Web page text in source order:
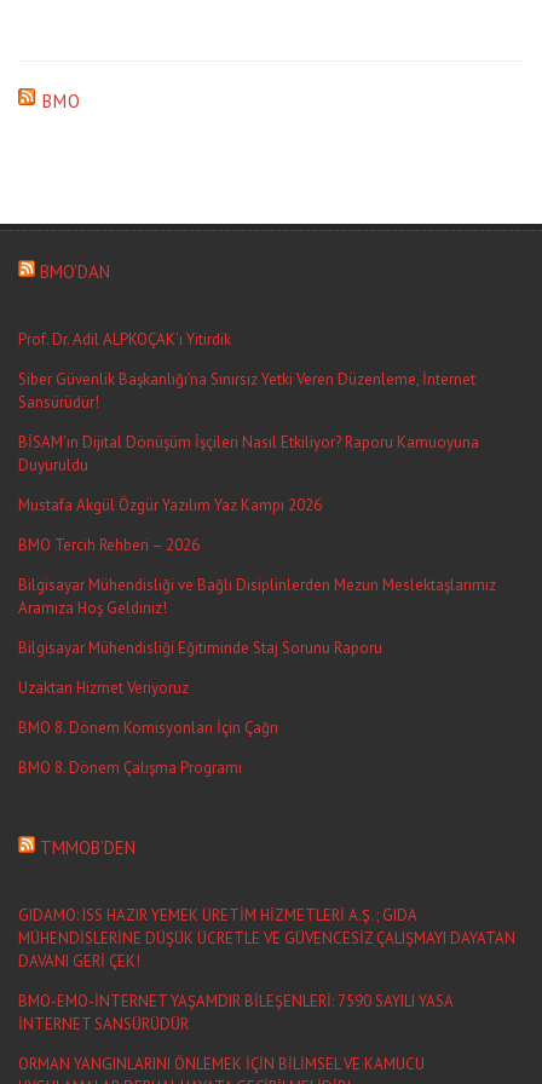
BMO
BMO’DAN
Prof. Dr. Adil ALPKOÇAK’ı Yitirdik
Siber Güvenlik Başkanlığı’na Sınırsız Yetki Veren Düzenleme, İnternet
Sansürüdür!
BİSAM’ın Dijital Dönüşüm İşçileri Nasıl Etkiliyor? Raporu Kamuoyuna
Duyuruldu
Mustafa Akgül Özgür Yazılım Yaz Kampı 2026
BMO Tercih Rehberi – 2026
Bilgisayar Mühendisliği ve Bağlı Disiplinlerden Mezun Meslektaşlarımız
Aramıza Hoş Geldiniz!
Bilgisayar Mühendisliği Eğitiminde Staj Sorunu Raporu
Uzaktan Hizmet Veriyoruz
BMO 8. Dönem Komisyonları İçin Çağrı
BMO 8. Dönem Çalışma Programı
TMMOB’DEN
GIDAMO: ISS HAZIR YEMEK ÜRETİM HİZMETLERİ A.Ş. ; GIDA
MÜHENDİSLERİNE DÜŞÜK ÜCRETLE VE GÜVENCESİZ ÇALIŞMAYI DAYATAN
DAVANI GERİ ÇEK!
BMO-EMO-İNTERNET YAŞAMDIR BİLEŞENLERİ: 7590 SAYILI YASA
İNTERNET SANSÜRÜDÜR
ORMAN YANGINLARINI ÖNLEMEK İÇİN BİLİMSEL VE KAMUCU